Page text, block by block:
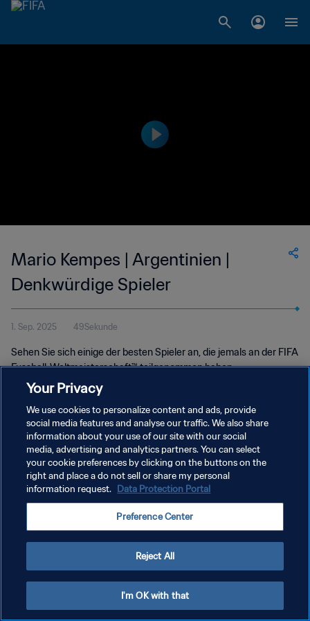
Mario Kempes | Argentinien |
Denkwürdige Spieler
1. Sep. 2025 49Sekunde
Sehen Sie sich einige der besten Spieler an, die jemals an der FIFA
Fussball-Weltmeisterschaft™ teilgenommen haben.
DATENSCHUTZ
NUTZUNGSBEDINGUNGEN
COOKIE-EINSTELLUNGEN VERWALTEN
Your Privacy
We use cookies to personalize content and ads, provide
social media features and analyse our traffic. We also share
information about your use of our site with our social
media, advertising and analytics partners. You can select
your cookie preferences by clicking on the buttons on the
right and place a do not sell or share my personal
information request. Data Protection Portal
Preference Center
Reject All
I'm OK with that